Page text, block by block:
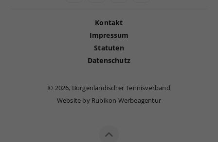
Kontakt
Impressum
Statuten
Datenschutz
© 2026, Burgenländischer Tennisverband
Website by Rubikon Werbeagentur